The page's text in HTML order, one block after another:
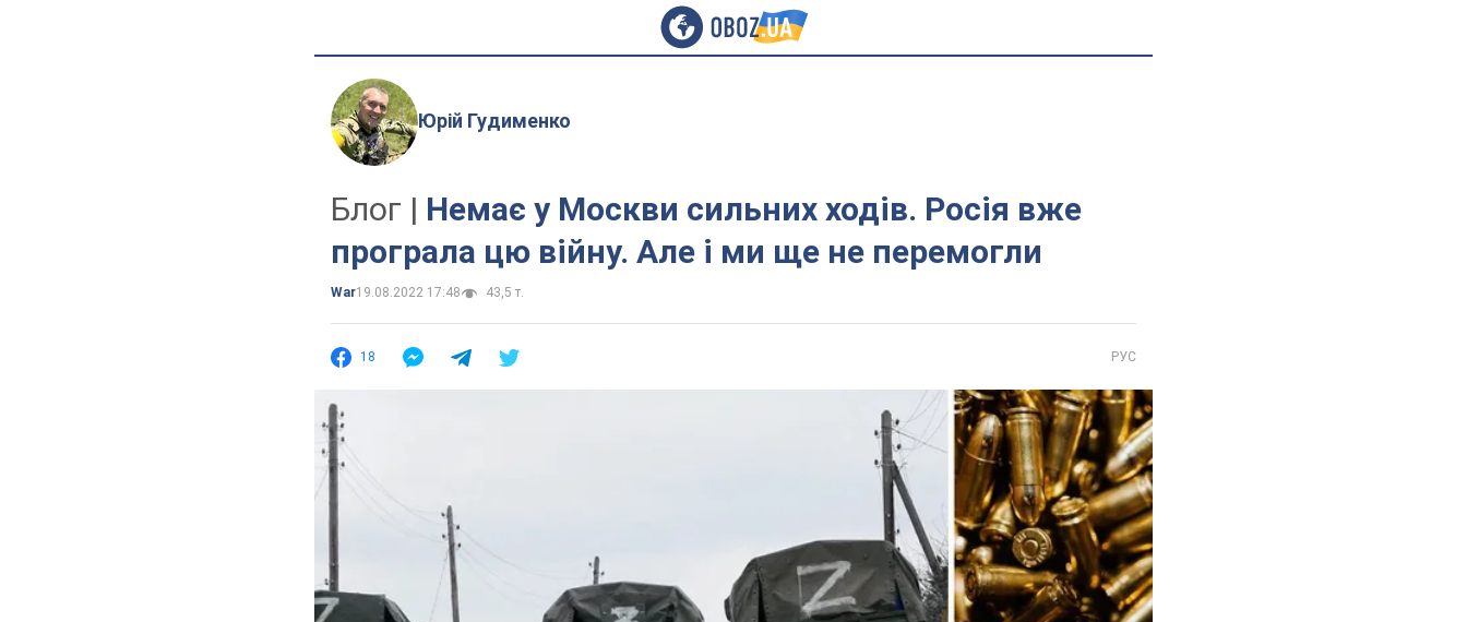
Юрій Гудименко
Блог | Немає у Москви сильних ходів. Росія вже
програла цю війну. Але і ми ще не перемогли
War19.08.2022 17:48 43,5 т.
18 РУС